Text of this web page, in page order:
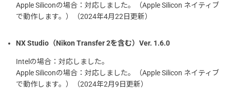
Apple Siliconの場合：対応しました。（Apple Silicon ネイティブ
で動作します。）（2024年4月22日更新）
NX Studio（Nikon Transfer 2を含む）Ver. 1.6.0
Intelの場合：対応しました。
Apple Siliconの場合：対応しました。（Apple Silicon ネイティブ
で動作します。）（2024年2月9日更新）